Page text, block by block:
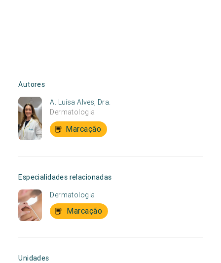
Autores
A. Luísa Alves, Dra.
Dermatologia
Marcação
Especialidades relacionadas
Dermatologia
Marcação
Unidades